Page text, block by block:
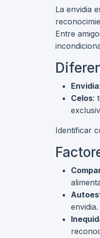
La envidia
Entre
Envidia
Celos:
Identificar
envidia.